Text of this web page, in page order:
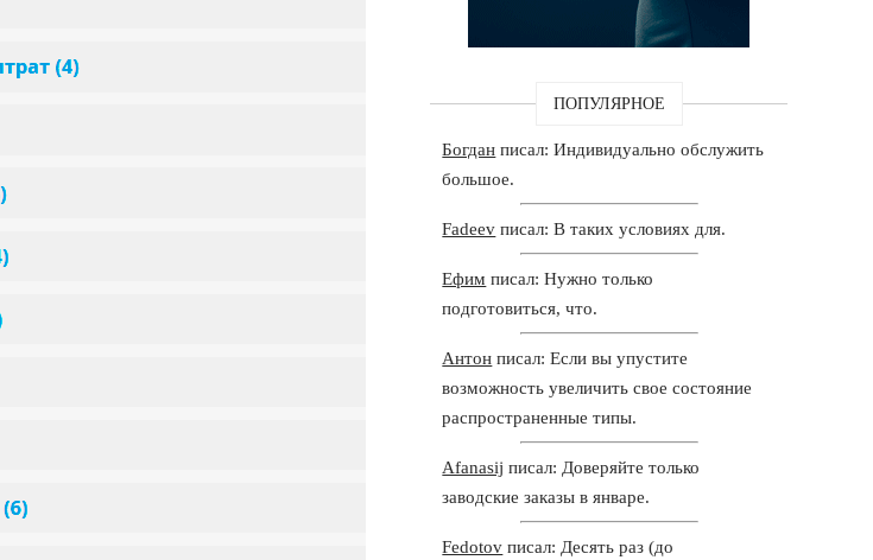
ПОПУЛЯРНОЕ
Богдан писал: Индивидуально обслужить
большое.
Fadeev писал: В таких условиях для.
Ефим писал: Нужно только
подготовиться, что.
Антон писал: Если вы упустите
возможность увеличить свое состояние
распространенные типы.
Afanasij писал: Доверяйте только
заводские заказы в январе.
Fedotov писал: Десять раз (до